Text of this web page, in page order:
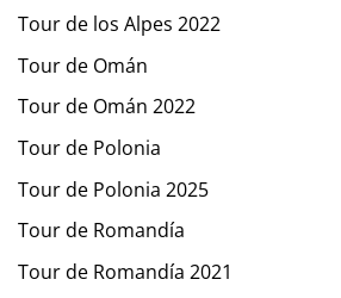
Tour de los Alpes 2022
Tour de Omán
Tour de Omán 2022
Tour de Polonia
Tour de Polonia 2025
Tour de Romandía
Tour de Romandía 2021